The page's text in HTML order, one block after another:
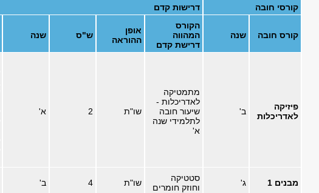
קורסי חובה דרישות קדם
קורס חובה שנה
הקורס
המהווה
דרישת קדם
אופן
ההוראה
ש"ס שנה
פיזיקה
לאדריכלות
ב'
מתמטיקה
לאדריכלות -
שיעור חובה
לתלמידי שנה
א'
שו"ת 2 א'
מבנים 1 ג'
סטטיקה
וחוזק חומרים
שו"ת 4 ב'